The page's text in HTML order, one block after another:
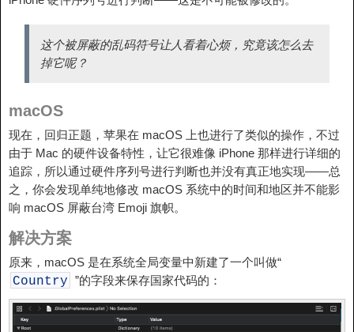
这个被屏蔽的乱码符号让人看着心烦，究竟该怎么去
掉它呢？
macOS
现在，回归正题，苹果在 macOS 上也进行了类似的操作，不过
由于 Mac 的硬件设备特性，让它很难像 iPhone 那样进行详细的
追踪，所以通过硬件序列号进行判断也并没有真正地实现——总
之，你会发现单纯地修改 macOS 系统中的时间和地区并不能影
响 macOS 屏蔽台湾 Emoji 旗帜。
解决方案
原来，macOS 是在系统全局变量中新建了一个叫做“
Country ”的字段来保存国家代码的：